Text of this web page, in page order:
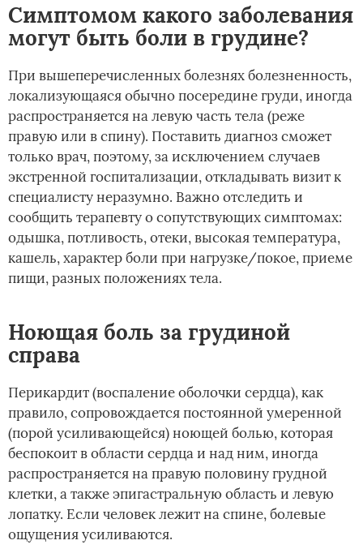
Симптомом какого заболевания
могут быть боли в грудине?
При вышеперечисленных болезнях болезненность,
локализующаяся обычно посередине груди, иногда
распространяется на левую часть тела (реже
правую или в спину). Поставить диагноз сможет
только врач, поэтому, за исключением случаев
экстренной госпитализации, откладывать визит к
специалисту неразумно. Важно отследить и
сообщить терапевту о сопутствующих симптомах:
одышка, потливость, отеки, высокая температура,
кашель, характер боли при нагрузке/покое, приеме
пищи, разных положениях тела.
Ноющая боль за грудиной
справа
Перикардит (воспаление оболочки сердца), как
правило, сопровождается постоянной умеренной
(порой усиливающейся) ноющей болью, которая
беспокоит в области сердца и над ним, иногда
распространяется на правую половину грудной
клетки, а также эпигастральную область и левую
лопатку. Если человек лежит на спине, болевые
ощущения усиливаются.